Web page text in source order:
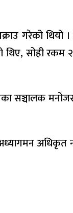
गरेको थियो
थिए, सोही
सञ्चालक
अधिकृत